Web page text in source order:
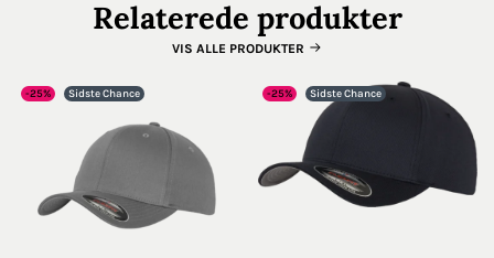
Relaterede produkter
VIS ALLE PRODUKTER
-25% Sidste Chance -25% Sidste Chance